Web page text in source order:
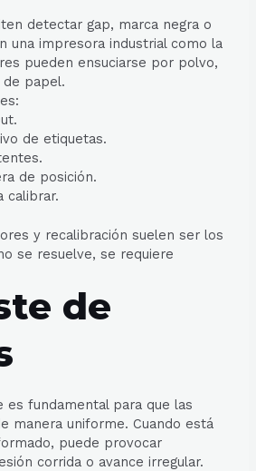
detectar gap, marca negra o
una impresora industrial como la
pueden ensuciarse por polvo,
de papel.
de etiquetas.
de posición.
calibrar.
y recalibración suelen ser los
se resuelve, se requiere
de
es fundamental para que las
manera uniforme. Cuando está
puede provocar
corrida o avance irregular.